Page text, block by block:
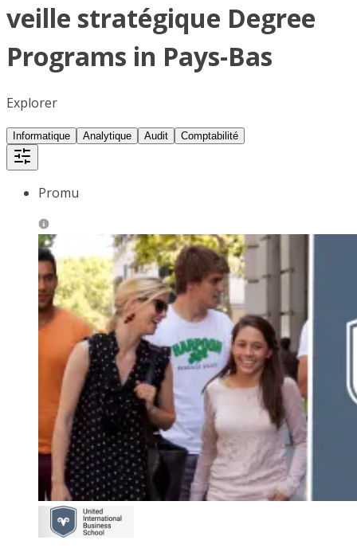
veille stratégique Degree
Programs in Pays-Bas
Explorer
Informatique Analytique Audit Comptabilité
Promu